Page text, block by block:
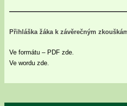
Přihláška žáka k závěrečným
Ve formátu – PDF zde.
Ve wordu zde.